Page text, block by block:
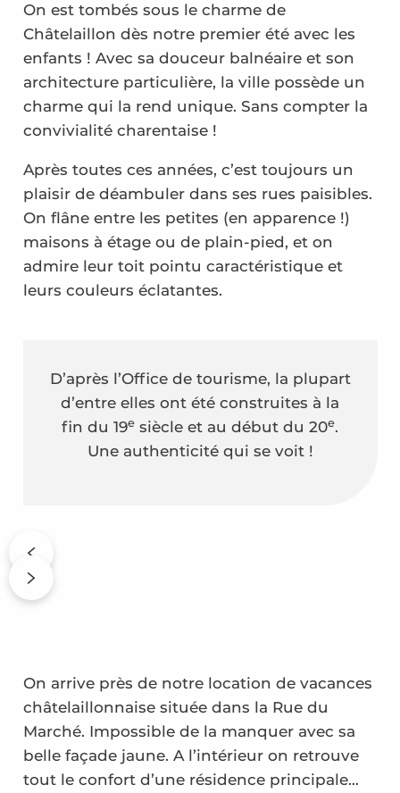
On est tombés sous le charme de
Châtelaillon dès notre premier été avec les
enfants ! Avec sa douceur balnéaire et son
architecture particulière, la ville possède un
charme qui la rend unique. Sans compter la
convivialité charentaise !
Après toutes ces années, c’est toujours un
plaisir de déambuler dans ses rues paisibles.
On flâne entre les petites (en apparence !)
maisons à étage ou de plain-pied, et on
admire leur toit pointu caractéristique et
leurs couleurs éclatantes.
D’après l’Office de tourisme, la plupart
d’entre elles ont été construites à la
fin du 19e siècle et au début du 20e.
Une authenticité qui se voit !
On arrive près de notre location de vacances
châtelaillonnaise située dans la Rue du
Marché. Impossible de la manquer avec sa
belle façade jaune. A l’intérieur on retrouve
tout le confort d’une résidence principale…